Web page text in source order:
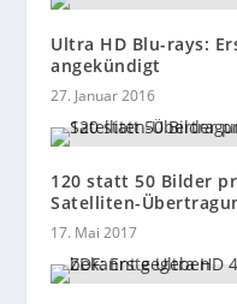
Ultra HD Blu-rays:
angekündigt
27. Januar 2016
120 statt 50 Bilder
Satelliten-
17. Mai 2017